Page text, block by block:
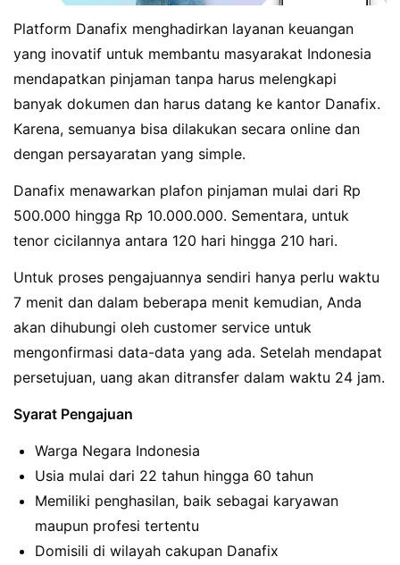
Platform Danafix menghadirkan layanan keuangan
yang inovatif untuk membantu masyarakat Indonesia
mendapatkan pinjaman tanpa harus melengkapi
banyak dokumen dan harus datang ke kantor Danafix.
Karena, semuanya bisa dilakukan secara online dan
dengan persayaratan yang simple.
Danafix menawarkan plafon pinjaman mulai dari Rp
500.000 hingga Rp 10.000.000. Sementara, untuk
tenor cicilannya antara 120 hari hingga 210 hari.
Untuk proses pengajuannya sendiri hanya perlu waktu
7 menit dan dalam beberapa menit kemudian, Anda
akan dihubungi oleh customer service untuk
mengonfirmasi data-data yang ada. Setelah mendapat
persetujuan, uang akan ditransfer dalam waktu 24 jam.
Syarat Pengajuan
Warga Negara Indonesia
Usia mulai dari 22 tahun hingga 60 tahun
Memiliki penghasilan, baik sebagai karyawan
maupun profesi tertentu
Domisili di wilayah cakupan Danafix